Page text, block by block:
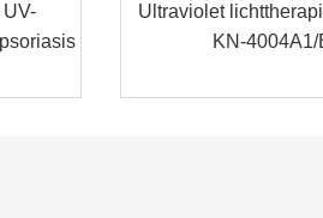
Ultraviolet
KN-